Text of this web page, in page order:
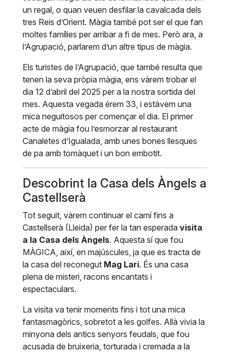
un regal, o quan veuen desfilar la cavalcada dels
tres Reis d’Orient. Màgia també pot ser el que fan
moltes famílies per arribar a fi de mes. Però ara, a
l’Agrupació, parlarem d’un altre tipus de màgia.
Els turistes de l’Agrupació, que també resulta que
tenen la seva pròpia màgia, ens vàrem trobar el
dia 12 d’abril del 2025 per a la nostra sortida del
mes. Aquesta vegada érem 33, i estàvem una
mica neguitosos per començar el dia. El primer
acte de màgia fou l’esmorzar al restaurant
Canaletes d’Igualada, amb unes bones llesques
de pa amb tomàquet i un bon embotit.
Descobrint la Casa dels Àngels a
Castellserà
Tot seguit, vàrem continuar el camí fins a
Castellserà (Lleida) per fer la tan esperada visita
a la Casa dels Àngels. Aquesta sí que fou
MÀGICA, així, en majúscules, ja que es tracta de
la casa del reconegut Mag Lari. És una casa
plena de misteri, racons encantats i
espectaculars.
La visita va tenir moments fins i tot una mica
fantasmagòrics, sobretot a les golfes. Allà vivia la
minyona dels antics senyors feudals, que fou
acusada de bruixeria, torturada i cremada a la